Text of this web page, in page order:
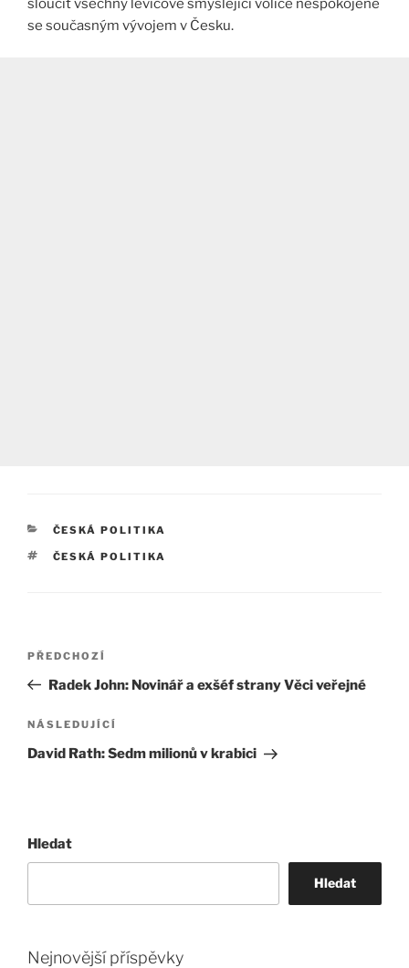
sloučit všechny levicově smýšlející voliče nespokojené
se současným vývojem v Česku.
RUBRIKY
ČESKÁ POLITIKA
ŠTÍTKY
ČESKÁ POLITIKA
Navigace
příspěvek
Předchozí
příspěvek
PŘEDCHOZÍ
Radek John: Novinář a exšéf strany Věci veřejné
Následující
příspěvek
NÁSLEDUJÍCÍ
David Rath: Sedm milionů v krabici
Hledat
Hledat
Nejnovější příspěvky